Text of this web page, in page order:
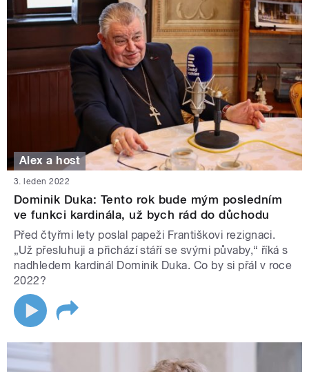
Alex a host
3. leden 2022
Dominik Duka: Tento rok bude mým posledním
ve funkci kardinála, už bych rád do důchodu
Před čtyřmi lety poslal papeži Františkovi rezignaci.
„Už přesluhuji a přichází stáří se svými půvaby,“ říká s
nadhledem kardinál Dominik Duka. Co by si přál v roce
2022?